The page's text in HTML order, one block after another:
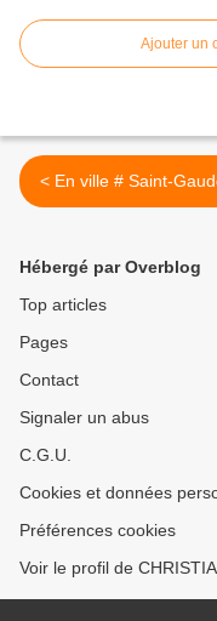
Ajouter un
< En ville # Saint-
Hébergé par Overblog
Top articles
Pages
Contact
Signaler un abus
C.G.U.
Cookies et données
Préférences cookies
Voir le profil de